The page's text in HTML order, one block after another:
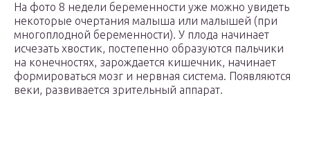
На фото 8 недели беременности уже можно увидеть
некоторые очертания малыша или малышей (при
многоплодной беременности). У плода начинает
исчезать хвостик, постепенно образуются пальчики
на конечностях, зарождается кишечник, начинает
формироваться мозг и нервная система. Появляются
веки, развивается зрительный аппарат.